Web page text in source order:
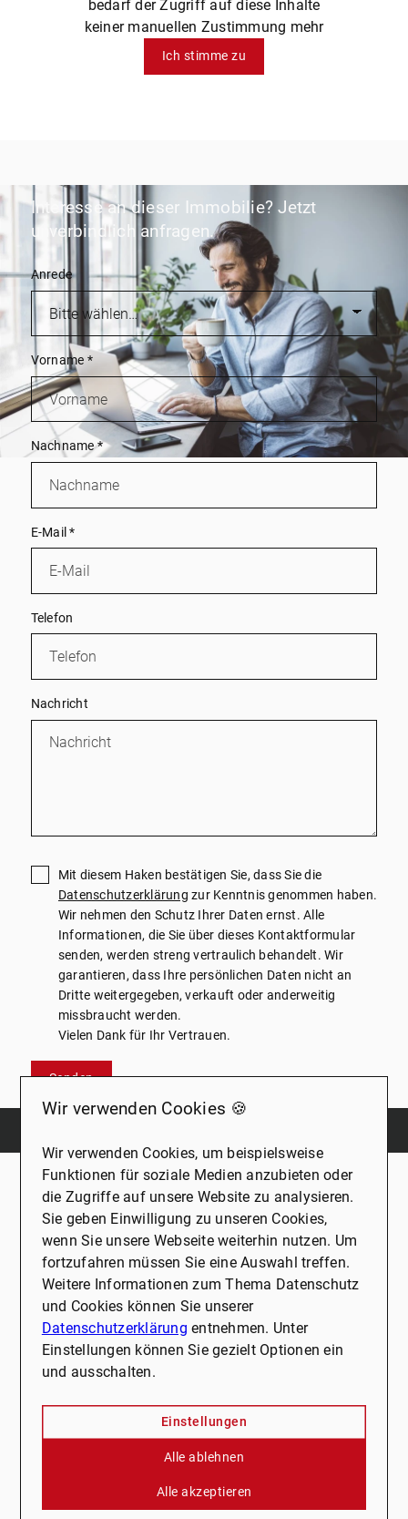
bedarf der Zugriff auf diese Inhalte
keiner manuellen Zustimmung mehr
Ich stimme zu
Interesse an dieser Immobilie? Jetzt
unverbindlich anfragen.
Anrede
Vorname *
Nachname*
E-Mail*
Telefon
Nachricht
Mit diesem Haken bestätigen Sie, dass Sie die
Datenschutzerklärung zur Kenntnis genommen haben.
Wir nehmen den Schutz Ihrer Daten ernst. Alle
Informationen, die Sie über dieses Kontaktformular
senden, werden streng vertraulich behandelt. Wir
garantieren, dass Ihre persönlichen Daten nicht an
Dritte weitergegeben, verkauft oder anderweitig
missbraucht werden.
Vielen Dank für Ihr Vertrauen.
Senden
Hier finden Sie weitere Immobilien, die für
Sie interessant sein könnten
Alle ansehen
Wir verwenden Cookies 🍪
Wir verwenden Cookies, um beispielsweise
Funktionen für soziale Medien anzubieten oder
die Zugriffe auf unsere Website zu analysieren.
Sie geben Einwilligung zu unseren Cookies,
wenn Sie unsere Webseite weiterhin nutzen. Um
fortzufahren müssen Sie eine Auswahl treffen.
Weitere Informationen zum Thema Datenschutz
und Cookies können Sie unserer
Datenschutzerklärung entnehmen. Unter
Einstellungen können Sie gezielt Optionen ein
und ausschalten.
Einstellungen
Alle ablehnen
Alle akzeptieren